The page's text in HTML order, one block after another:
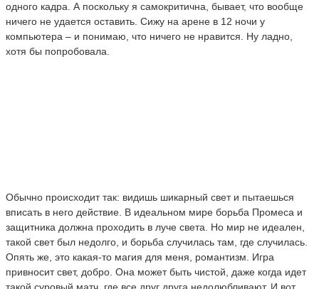
одного кадра. А поскольку я самокритична, бывает, что вообще
ничего не удается оставить. Сижу на арене в 12 ночи у
компьютера – и понимаю, что ничего не нравится. Ну ладно,
хотя бы попробовала.
Обычно происходит так: видишь шикарный свет и пытаешься
вписать в него действие. В идеальном мире борьба Промеса и
защитника должна проходить в луче света. Но мир не идеален,
такой свет был недолго, и борьба случилась там, где случилась.
Опять же, это какая-то магия для меня, романтизм. Игра
привносит свет, добро. Она может быть чистой, даже когда идет
такой суровый матч, где все друг друга недолюбливают. И вот